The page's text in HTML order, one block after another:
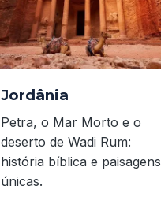
Jordânia
Petra, o Mar Morto e o
deserto de Wadi Rum:
história bíblica e paisagens
únicas.